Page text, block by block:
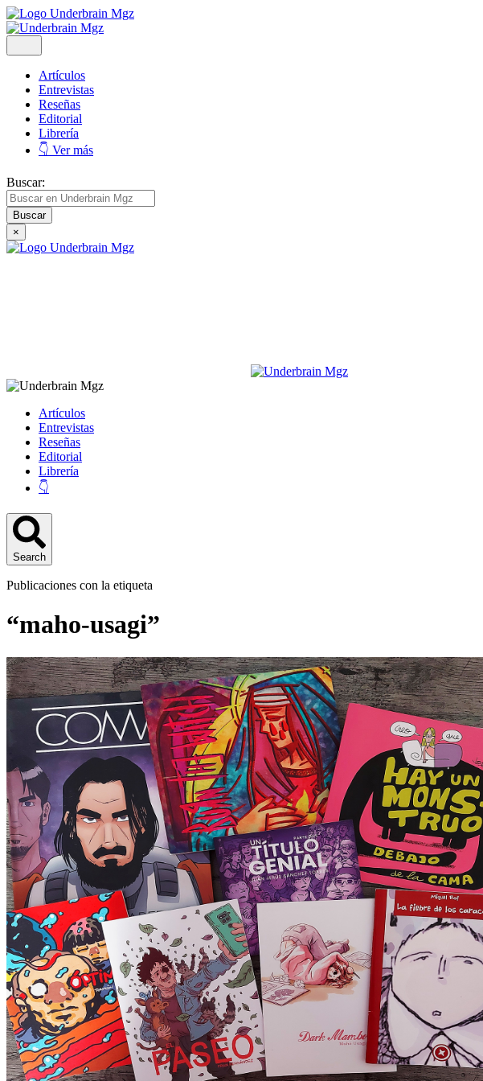
Artículos
Entrevistas
Reseñas
Editorial
Librería
👇 Ver más
Buscar:
×
Artículos
Entrevistas
Reseñas
Editorial
Librería
👇
Search
Publicaciones con la etiqueta
“maho-usagi”